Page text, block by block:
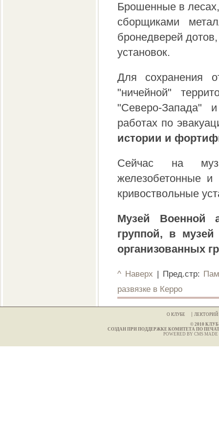
Брошенные в лесах,
сборщиками
бронедверей
установок.
Для сохранения
"ничейной"
"Северо-Запада"
работах по
истории и
Сейчас на
железобетонные и
кривоствольные
Музей Военной
группой, в
организованных
^ Наверх | Пред.стр:
развязке в Керро
О КЛУБЕ
© 2010
СОЗДАН ПРИ ПОДДЕРЖКЕ КОМИТЕТА ПО
POWERED BY CMS MADE